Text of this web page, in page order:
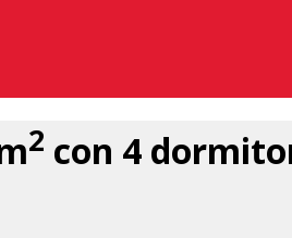
2 con 4